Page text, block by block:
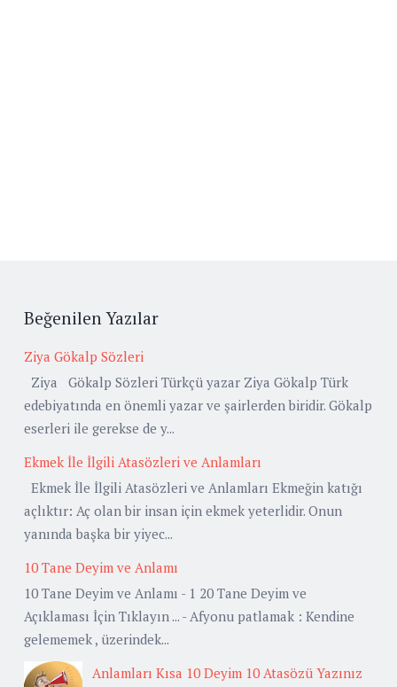
Beğenilen Yazılar
Ziya Gökalp Sözleri
Ziya Gökalp Sözleri Türkçü yazar Ziya Gökalp Türk
edebiyatında en önemli yazar ve şairlerden biridir. Gökalp
eserleri ile gerekse de y...
Ekmek İle İlgili Atasözleri ve Anlamları
Ekmek İle İlgili Atasözleri ve Anlamları Ekmeğin katığı
açlıktır: Aç olan bir insan için ekmek yeterlidir. Onun
yanında başka bir yiyec...
10 Tane Deyim ve Anlamı
10 Tane Deyim ve Anlamı - 1 20 Tane Deyim ve
Açıklaması İçin Tıklayın ... - Afyonu patlamak : Kendine
gelememek , üzerindek...
Anlamları Kısa 10 Deyim 10 Atasözü Yazınız